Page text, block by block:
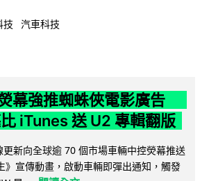
技 汽車科技
幕強推蜘蛛俠電影廣告
iTunes 送 U2 專輯翻版
新向全球逾 70 個市場車輛中控熒幕推送
》宣傳動畫，啟動車輛即彈出通知，觸發